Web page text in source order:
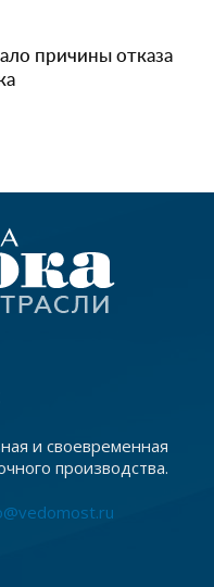
причины отказа
и своевременная
производства.